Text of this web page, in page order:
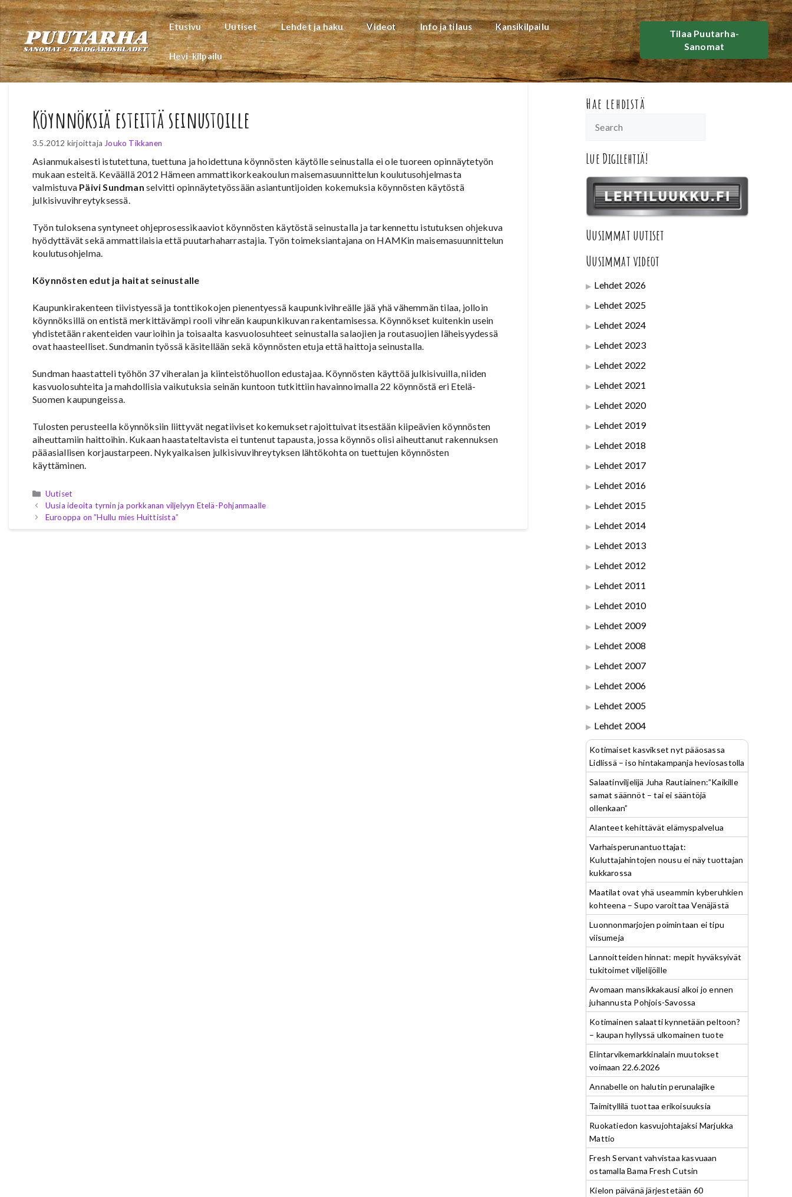
Siirry
sisältöön
Etusivu Uutiset Lehdet ja haku Videot Info ja tilaus Kansikilpailu
Hevi-kilpailu
Tilaa Puutarha-
Sanomat
Köynnöksiä esteittä seinustoille
3.5.2012 kirjoittaja Jouko Tikkanen
Asianmukaisesti istutettuna, tuettuna ja hoidettuna köynnösten käytölle seinustalla ei ole tuoreen opinnäytetyön
mukaan esteitä. Keväällä 2012 Hämeen ammattikorkeakoulun maisemasuunnittelun koulutusohjelmasta
valmistuva Päivi Sundmanselvitti opinnäytetyössään asiantuntijoiden kokemuksia köynnösten käytöstä
julkisivuvihreytyksessä.
Työn tuloksena syntyneet ohjeprosessikaaviot köynnösten käytöstä seinustalla ja tarkennettu istutuksen ohjekuva
hyödyttävät sekä ammattilaisia että puutarhaharrastajia. Työn toimeksiantajana on HAMKin maisemasuunnittelun
koulutusohjelma.
Köynnösten edut ja haitat seinustalle
Kaupunkirakenteen tiivistyessä ja tonttikokojen pienentyessä kaupunkivihreälle jää yhä vähemmän tilaa, jolloin
köynnöksillä on entistä merkittävämpi rooli vihreän kaupunkikuvan rakentamisessa. Köynnökset kuitenkin usein
yhdistetään rakenteiden vaurioihin ja toisaalta kasvuolosuhteet seinustalla salaojien ja routasuojien läheisyydessä
ovat haasteelliset. Sundmanin työssä käsitellään sekä köynnösten etuja että haittoja seinustalla.
Sundman haastatteli työhön 37 viheralan ja kiinteistöhuollon edustajaa. Köynnösten käyttöä julkisivuilla, niiden
kasvuolosuhteita ja mahdollisia vaikutuksia seinän kuntoon tutkittiin havainnoimalla 22 köynnöstä eri Etelä-
Suomen kaupungeissa.
Tulosten perusteella köynnöksiin liittyvät negatiiviset kokemukset rajoittuivat itsestään kiipeävien köynnösten
aiheuttamiin haittoihin. Kukaan haastateltavista ei tuntenut tapausta, jossa köynnös olisi aiheuttanut rakennuksen
pääasiallisen korjaustarpeen. Nykyaikaisen julkisivuvihreytyksen lähtökohta on tuettujen köynnösten
käyttäminen.
Kategoriat
Uutiset
Uusia ideoita tyrnin ja porkkanan viljelyyn Etelä-Pohjanmaalle
Eurooppa on ”Hullu mies Huittisista”
Hae lehdistä
Lue Digilehtiä!
Uusimmat uutiset
Uusimmat videot
Lehdet 2026
Lehdet 2025
Lehdet 2024
Lehdet 2023
Lehdet 2022
Lehdet 2021
Lehdet 2020
Lehdet 2019
Lehdet 2018
Lehdet 2017
Lehdet 2016
Lehdet 2015
Lehdet 2014
Lehdet 2013
Lehdet 2012
Lehdet 2011
Lehdet 2010
Lehdet 2009
Lehdet 2008
Lehdet 2007
Lehdet 2006
Lehdet 2005
Lehdet 2004
Kotimaiset kasvikset nyt pääosassa
Lidlissä – iso hintakampanja heviosastolla
Salaatinviljelijä Juha Rautiainen:”Kaikille
samat säännöt – tai ei sääntöjä
ollenkaan”
Alanteet kehittävät elämyspalvelua
Varhaisperunantuottajat:
Kuluttajahintojen nousu ei näy tuottajan
kukkarossa
Maatilat ovat yhä useammin kyberuhkien
kohteena – Supo varoittaa Venäjästä
Luonnonmarjojen poimintaan ei tipu
viisumeja
Lannoitteiden hinnat: mepit hyväksyivät
tukitoimet viljelijöille
Avomaan mansikkakausi alkoi jo ennen
juhannusta Pohjois-Savossa
Kotimainen salaatti kynnetään peltoon?
– kaupan hyllyssä ulkomainen tuote
Elintarvikemarkkinalain muutokset
voimaan 22.6.2026
Annabelle on halutin perunalajike
Taimityllilä tuottaa erikoisuuksia
Ruokatiedon kasvujohtajaksi Marjukka
Mattio
Fresh Servant vahvistaa kasvuaan
ostamalla Bama Fresh Cutsin
Kielon päivänä järjestetään 60